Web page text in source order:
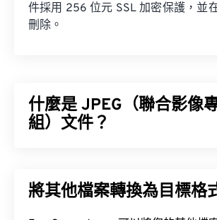
件採用 256 位元 SSL 加密保護，並
刪除。
什麼是 JPEG（聯合影像
組）文件？
壓縮率是其被廣泛應用的原因。因此
將其他檔案轉換為目標格